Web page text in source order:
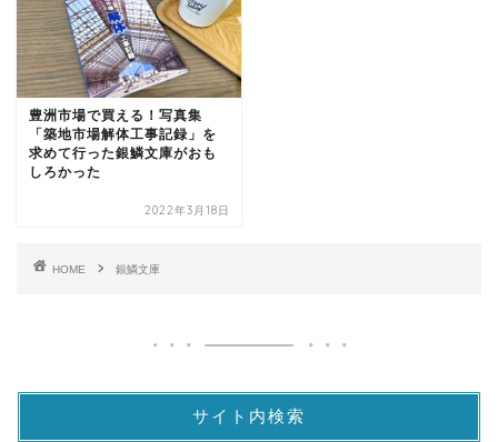
豊洲市場で買える！写真集
「築地市場解体工事記録」を
求めて行った銀鱗文庫がおも
しろかった
2022年3月18日
HOME 銀鱗文庫
サイト内検索